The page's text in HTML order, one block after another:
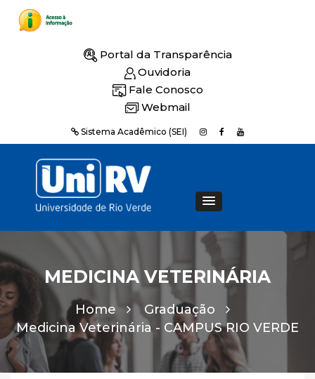
Portal da Transparência
Ouvidoria
Fale Conosco
Webmail
Sistema Acadêmico (SEI)
MEDICINA VETERINÁRIA
Home
Graduação
Medicina Veterinária - CAMPUS RIO VERDE